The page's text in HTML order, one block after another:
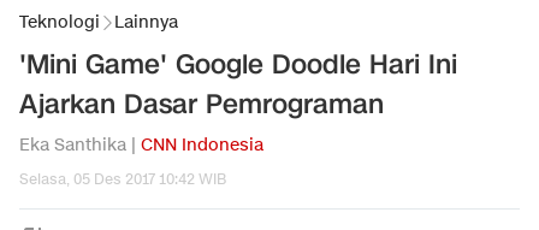
Teknologi Lainnya
'Mini Game' Google Doodle Hari Ini
Ajarkan Dasar Pemrograman
Eka Santhika | CNN Indonesia
Selasa, 05 Des 2017 10:42 WIB